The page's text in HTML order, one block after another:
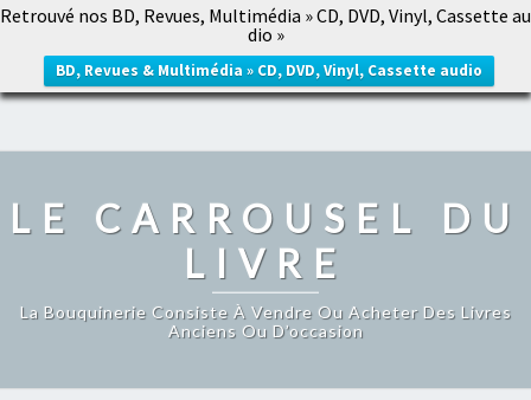
Retrouvé nos BD, Revues, Multimédia » CD, DVD, Vinyl, Cassette au
dio »
BD, Revues & Multimédia » CD, DVD, Vinyl, Cassette audio
LE CARROUSEL DU LIVRE
LE CARROUSEL DU
LIVRE
La Bouquinerie Consiste À Vendre Ou Acheter Des Livres
Anciens Ou D’occasion